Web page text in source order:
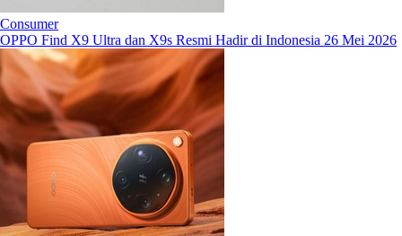
Consumer
OPPO Find X9 Ultra dan X9s Resmi Hadir di Indonesia 26 Mei 2026